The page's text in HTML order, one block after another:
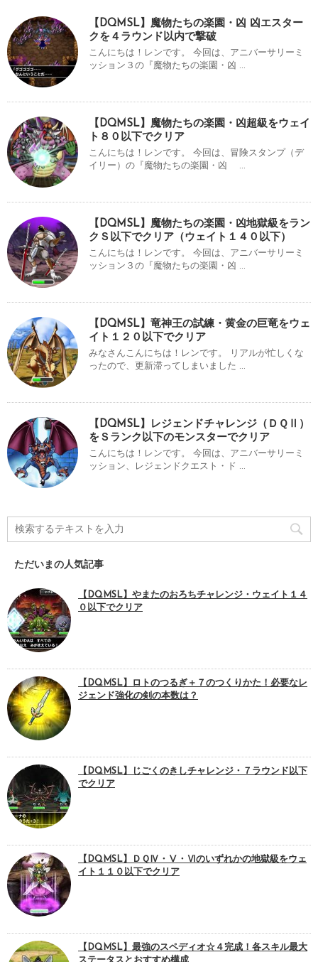
【DQMSL】魔物たちの楽園・凶 凶エスター
クを４ラウンド以内で撃破
こんにちは！レンです。 今回は、アニバーサリーミ
ッション３の『魔物たちの楽園・凶 ...
【DQMSL】魔物たちの楽園・凶超級をウェイ
ト８０以下でクリア
こんにちは！レンです。 今回は、冒険スタンプ（デ
イリー）の『魔物たちの楽園・凶 ...
【DQMSL】魔物たちの楽園・凶地獄級をラン
クＳ以下でクリア（ウェイト１４０以下）
こんにちは！レンです。 今回は、アニバーサリーミ
ッション３の『魔物たちの楽園・凶 ...
【DQMSL】竜神王の試練・黄金の巨竜をウェ
イト１２０以下でクリア
みなさんこんにちは！レンです。 リアルが忙しくな
ったので、更新滞ってしまいました ...
【DQMSL】レジェンドチャレンジ（ＤＱⅡ）
をＳランク以下のモンスターでクリア
こんにちは！レンです。 今回は、アニバーサリーミ
ッション、レジェンドクエスト・ド ...
ただいまの人気記事
【DQMSL】やまたのおろちチャレンジ・ウェイト１４
０以下でクリア
【DQMSL】ロトのつるぎ＋７のつくりかた！必要なレ
ジェンド強化の剣の本数は？
【DQMSL】じごくのきしチャレンジ・７ラウンド以下
でクリア
【DQMSL】ＤＱⅣ・Ⅴ・Ⅵのいずれかの地獄級をウェ
イト１１０以下でクリア
【DQMSL】最強のスペディオ☆４完成！各スキル最大